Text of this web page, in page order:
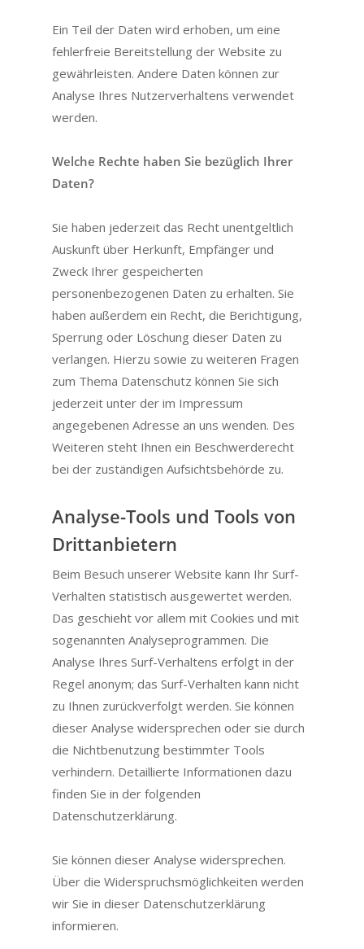
Ein Teil der Daten wird erhoben, um eine
fehlerfreie Bereitstellung der Website zu
gewährleisten. Andere Daten können zur
Analyse Ihres Nutzerverhaltens verwendet
werden.
Welche Rechte haben Sie bezüglich Ihrer
Daten?
Sie haben jederzeit das Recht unentgeltlich
Auskunft über Herkunft, Empfänger und
Zweck Ihrer gespeicherten
personenbezogenen Daten zu erhalten. Sie
haben außerdem ein Recht, die Berichtigung,
Sperrung oder Löschung dieser Daten zu
verlangen. Hierzu sowie zu weiteren Fragen
zum Thema Datenschutz können Sie sich
jederzeit unter der im Impressum
angegebenen Adresse an uns wenden. Des
Weiteren steht Ihnen ein Beschwerderecht
bei der zuständigen Aufsichtsbehörde zu.
Analyse-Tools und Tools von
Drittanbietern
Beim Besuch unserer Website kann Ihr Surf-
Verhalten statistisch ausgewertet werden.
Das geschieht vor allem mit Cookies und mit
sogenannten Analyseprogrammen. Die
Analyse Ihres Surf-Verhaltens erfolgt in der
Regel anonym; das Surf-Verhalten kann nicht
zu Ihnen zurückverfolgt werden. Sie können
dieser Analyse widersprechen oder sie durch
die Nichtbenutzung bestimmter Tools
verhindern. Detaillierte Informationen dazu
finden Sie in der folgenden
Datenschutzerklärung.
Sie können dieser Analyse widersprechen.
Über die Widerspruchsmöglichkeiten werden
wir Sie in dieser Datenschutzerklärung
informieren.